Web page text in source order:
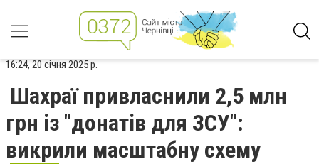
16:24, 20 січня 2025 р.
Шахраї привласнили 2,5 млн
грн із "донатів для ЗСУ":
викрили масштабну схему